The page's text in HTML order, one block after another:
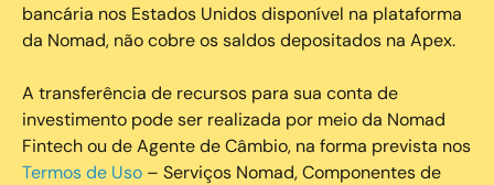
bancária nos Estados Unidos disponível na plataforma
da Nomad, não cobre os saldos depositados na Apex.
A transferência de recursos para sua conta de
investimento pode ser realizada por meio da Nomad
Fintech ou de Agente de Câmbio, na forma prevista nos
Termos de Uso – Serviços Nomad, Componentes de